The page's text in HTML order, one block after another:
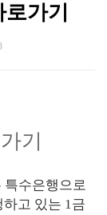
가기
기
특수은행으로
고 있는 1금